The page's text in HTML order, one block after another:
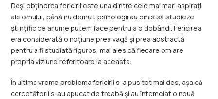
Deşi obţinerea fericirii este una dintre cele mai mari aspiraţii
ale omului, până nu demult psihologii au omis să studieze
ştiinţific ce anume putem face pentru a o dobândi. Fericirea
era considerată o noţiune prea vagă şi prea abstractă
pentru a fi studiată riguros, mai ales că fiecare om are
propria viziune referitoare la aceasta.
În ultima vreme problema fericirii s-a pus tot mai des, așa că
cercetătorii s-au apucat de treabă şi au întemeiat o nouă